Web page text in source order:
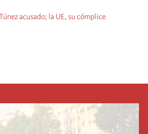
acusado; la UE, su cómplice